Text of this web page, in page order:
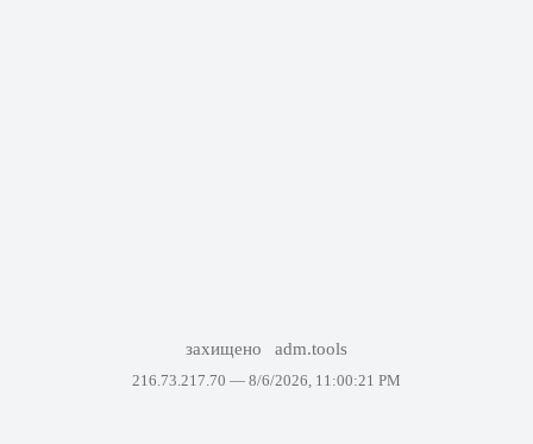
захищено adm.tools
216.73.217.70 — 8/6/2026, 11:00:21 PM